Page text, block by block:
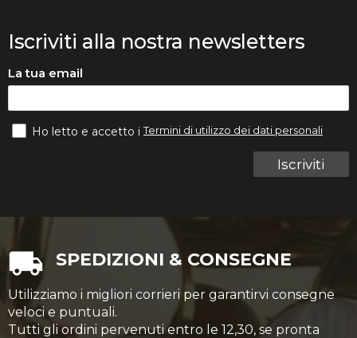
Iscriviti alla nostra newsletters
La tua email
Iscriviti
Ho letto e accetto iTermini di utilizzo dei dati personali
SPEDIZIONI & CONSEGNE
Utilizziamo i migliori corrieri per garantirvi consegne
veloci e puntuali.
Tutti gli ordini pervenuti entro le 12,30, se pronta